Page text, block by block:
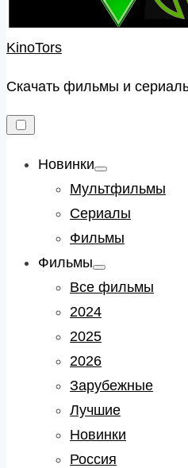
KinoTors
Скачать фильмы и
Новинки
Show
sub
menu
Мультфильмы
Сериалы
Фильмы
Фильмы
Show
sub
menu
Все фильмы
2024
2025
2026
Зарубежные
Лучшие
Новинки
Россия